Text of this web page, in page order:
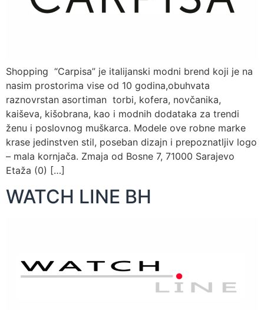
Shopping “Carpisa” je italijanski modni brend koji je na
nasim prostorima vise od 10 godina,obuhvata
raznovrstan asortiman torbi, kofera, novčanika,
kaiševa, kišobrana, kao i modnih dodataka za trendi
ženu i poslovnog muškarca. Modele ove robne marke
krase jedinstven stil, poseban dizajn i prepoznatljiv logo
– mala kornjača. Zmaja od Bosne 7, 71000 Sarajevo
Etaža (0) […]
WATCH LINE BH